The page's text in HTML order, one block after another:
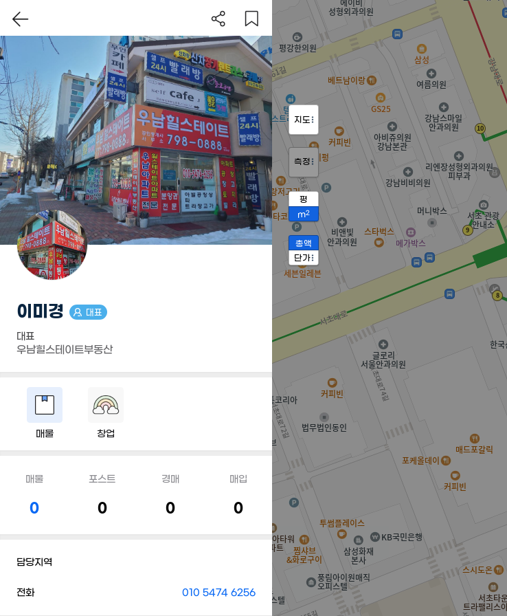
지도
측정
평
m2
총액
단가
이미경 대표
대표
우남힐스테이트부동산
매물 창업
매물
0
포스트
0
경매
0
매입
0
담당지역
전화 010 5474 6256